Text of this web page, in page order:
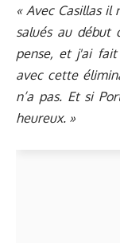
« Avec Casillas il
salués au début
pense, et j'ai fait
avec cette
n’a pas. Et si
heureux. »